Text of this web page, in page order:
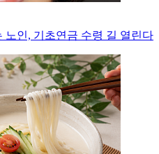
노인, 기초연금 수령 길 열린다